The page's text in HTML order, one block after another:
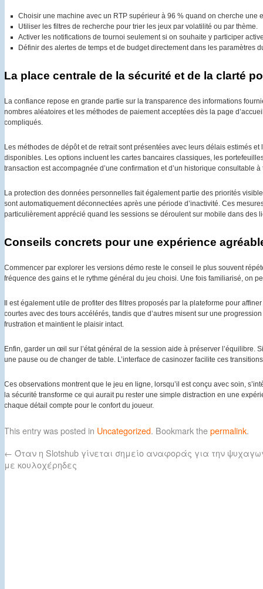
Choisir une machine avec un RTP supérieur à 96 % quand on cherche une
Utiliser les filtres de recherche pour trier les jeux par volatilité ou par thème.
Activer les notifications de tournoi seulement si on souhaite y participer
Définir des alertes de temps et de budget directement dans les paramètres
La place centrale de la sécurité et de la clarté
La confiance repose en grande partie sur la transparence des informations
nombres aléatoires et les méthodes de paiement acceptées dès la page
compliqués.
Les méthodes de dépôt et de retrait sont présentées avec leurs délais estimés
disponibles. Les options incluent les cartes bancaires classiques, les
transaction est accompagnée d’une confirmation et d’un historique consultable à
La protection des données personnelles fait également partie des priorités
sont automatiquement déconnectées après une période d’inactivité. Ces
particulièrement apprécié quand les sessions se déroulent sur mobile dans des
Conseils concrets pour une expérience
Commencer par explorer les versions démo reste le conseil le plus souvent
fréquence des gains et le rythme général du jeu choisi. Une fois familiarisé, on
Il est également utile de profiter des filtres proposés par la plateforme pour
courtes avec des tours accélérés, tandis que d’autres misent sur une
frustration et maintient le plaisir intact.
Enfin, garder un œil sur l’état général de la session aide à préserver
une pause ou de changer de table. L’interface de casinozer facilite ces
Ces observations montrent que le jeu en ligne, lorsqu’il est conçu avec soin,
la sécurité transforme ce qui aurait pu rester une simple distraction en une
chaque détail compte pour le confort du joueur.
This entry was posted in Uncategorized. Bookmark thepermalink.
← Όταν η Slotshub γίνεται σημείο αναφοράς για την
με κουλοχέρηδες